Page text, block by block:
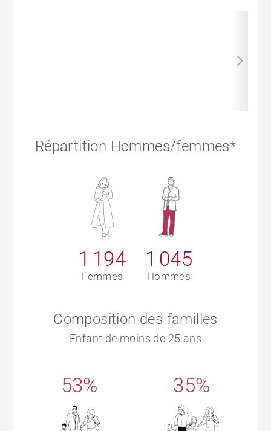
Répartition Hommes/femmes*
1 194
Femmes
1 045
Hommes
Composition des familles
Enfant de moins de 25 ans
53% 35%